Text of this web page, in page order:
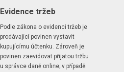
Evidence tržeb
Podle zákona o evidenci tržeb je
prodávající povinen vystavit
kupujícímu účtenku. Zároveň je
povinen zaevidovat přijatou tržbu
u správce daně online; v případě